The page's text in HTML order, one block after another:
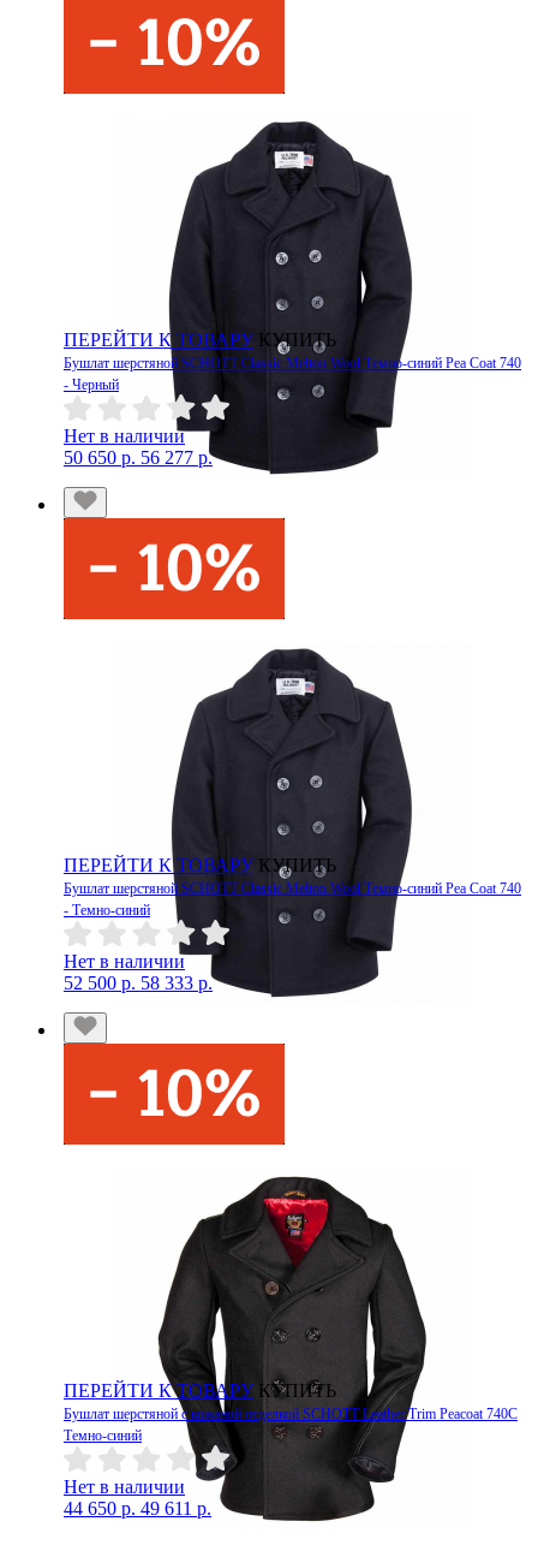
ПЕРЕЙТИ К ТОВАРУ КУПИТЬ
Бушлат шерстяной SCHOTT Classic Melton Wool Темно-синий Pea Coat 740
- Черный
Нет в наличии
50 650 р. 56 277 р.
ПЕРЕЙТИ К ТОВАРУ КУПИТЬ
Бушлат шерстяной SCHOTT Classic Melton Wool Темно-синий Pea Coat 740
- Темно-синий
Нет в наличии
52 500 р. 58 333 р.
ПЕРЕЙТИ К ТОВАРУ КУПИТЬ
Бушлат шерстяной с кожаной отделкой SCHOTT Leather Trim Peacoat 740C
Темно-синий
Нет в наличии
44 650 р. 49 611 р.